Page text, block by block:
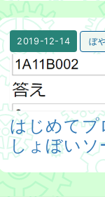
2019-12-14 ぼ
はじめてプログ
はじめてプ
しょぼいソ